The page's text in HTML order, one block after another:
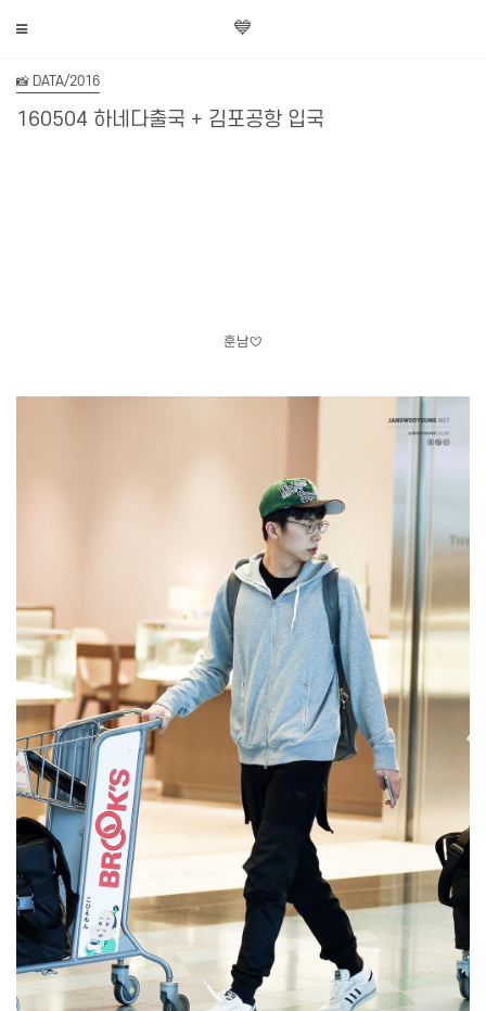
💙
📸 DATA/2016
160504 하네다출국 + 김포공항 입국
훈남♡